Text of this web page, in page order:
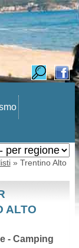
» Trentino Alto
ALTO
- Camping